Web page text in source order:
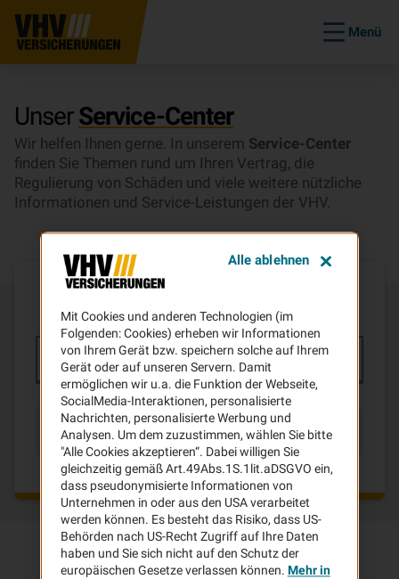
Menü
UnserService-Center
Wir helfen Ihnen gerne. In unserem Service-Center
finden Sie Themen rund um Ihren Vertrag, die
Regulierung von Schäden und viele weitere nützliche
Informationen und Service-Leistungen der VHV.
Häufig gesuchte Anliegen
Mit Cookies und anderen Technologien (im
Folgenden: Cookies) erheben wir Informationen
von Ihrem Gerät bzw. speichern solche auf Ihrem
Gerät oder auf unseren Servern. Damit
ermöglichen wir u.a. die Funktion der Webseite,
SocialMedia-Interaktionen, personalisierte
Nachrichten, personalisierte Werbung und
Analysen. Um dem zuzustimmen, wählen Sie bitte
"Alle Cookies akzeptieren“. Dabei willigen Sie
gleichzeitig gemäß Art.49Abs.1S.1lit.aDSGVO ein,
dass pseudonymisierte Informationen von
Unternehmen in oder aus den USA verarbeitet
werden können. Es besteht das Risiko, dass US-
Behörden nach US-Recht Zugriff auf Ihre Daten
haben und Sie sich nicht auf den Schutz der
europäischen Gesetze verlassen können. Mehr in
Alle ablehnen